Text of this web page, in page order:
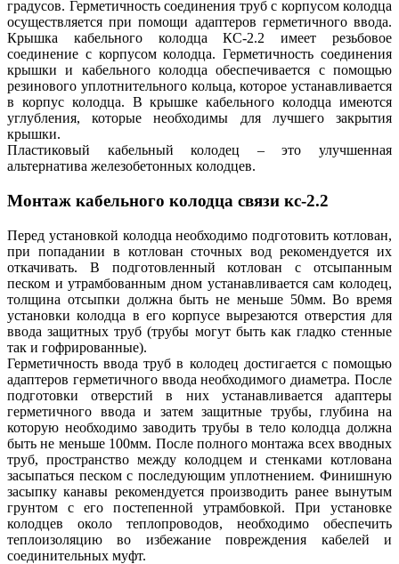
градусов. Герметичность соединения труб с корпусом колодца
осуществляется при помощи адаптеров герметичного ввода.
Крышка кабельного колодца КС-2.2 имеет резьбовое
соединение с корпусом колодца. Герметичность соединения
крышки и кабельного колодца обеспечивается с помощью
резинового уплотнительного кольца, которое устанавливается
в корпус колодца. В крышке кабельного колодца имеются
углубления, которые необходимы для лучшего закрытия
крышки.
Пластиковый кабельный колодец – это улучшенная
альтернатива железобетонных колодцев.
Монтаж кабельного колодца связи кс-2.2
Перед установкой колодца необходимо подготовить котлован,
при попадании в котлован сточных вод рекомендуется их
откачивать. В подготовленный котлован с отсыпанным
песком и утрамбованным дном устанавливается сам колодец,
толщина отсыпки должна быть не меньше 50мм. Во время
установки колодца в его корпусе вырезаются отверстия для
ввода защитных труб (трубы могут быть как гладко стенные
так и гофрированные).
Герметичность ввода труб в колодец достигается с помощью
адаптеров герметичного ввода необходимого диаметра. После
подготовки отверстий в них устанавливается адаптеры
герметичного ввода и затем защитные трубы, глубина на
которую необходимо заводить трубы в тело колодца должна
быть не меньше 100мм. После полного монтажа всех вводных
труб, пространство между колодцем и стенками котлована
засыпаться песком с последующим уплотнением. Финишную
засыпку канавы рекомендуется производить ранее вынутым
грунтом с его постепенной утрамбовкой. При установке
колодцев около теплопроводов, необходимо обеспечить
теплоизоляцию во избежание повреждения кабелей и
соединительных муфт.